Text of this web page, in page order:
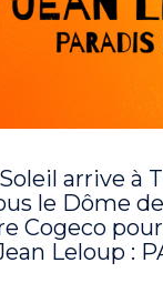
arrive à
le Dôme de
Cogeco
Leloup :